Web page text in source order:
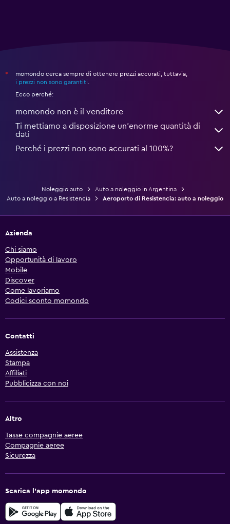
*
momondo cerca sempre di ottenere prezzi accurati, tuttavia,
i prezzi non sono garantiti.
Ecco perché:
momondo non è il venditore
Ti mettiamo a disposizione un’enorme quantità di
dati
Perché i prezzi non sono accurati al 100%?
Noleggio auto
Auto a noleggio in Argentina
Auto a noleggio a Resistencia
Aeroporto di Resistencia: auto a noleggio
Azienda
Chi siamo
Opportunità di lavoro
Mobile
Discover
Come lavoriamo
Codici sconto momondo
Contatti
Assistenza
Stampa
Affiliati
Pubblicizza con noi
Altro
Tasse compagnie aeree
Compagnie aeree
Sicurezza
Scarica l'app momondo